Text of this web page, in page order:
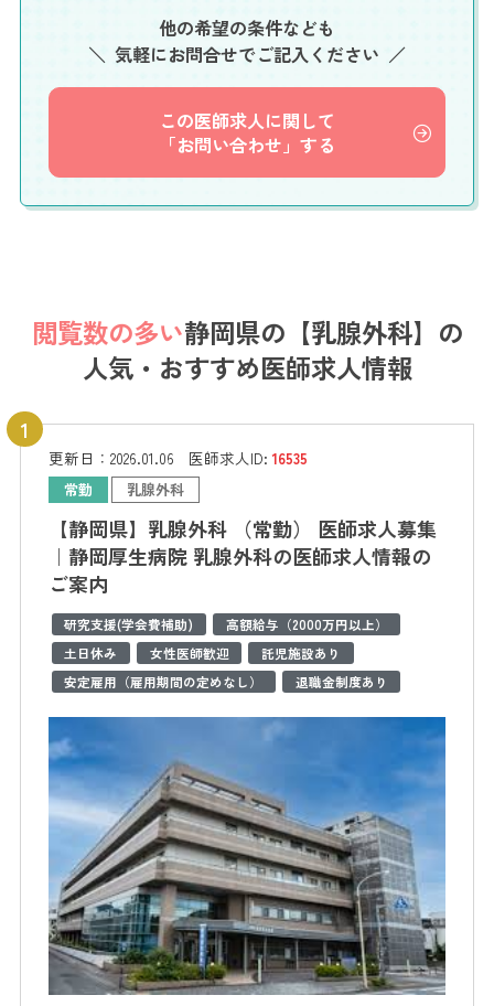
他の希望の条件なども
気軽にお問合せでご記入ください
この医師求人に関して
「お問い合わせ」する
閲覧数の多い静岡県の【乳腺外科】の
人気・おすすめ医師求人情報
更新日： 2026.01.06 医師求人ID:16535
常勤 乳腺外科
【静岡県】乳腺外科 （常勤） 医師求人募集
｜静岡厚生病院 乳腺外科の医師求人情報の
ご案内
研究支援(学会費補助)
高額給与（2000万円以上）
土日休み
女性医師歓迎
託児施設あり
安定雇用（雇用期間の定めなし）
退職金制度あり